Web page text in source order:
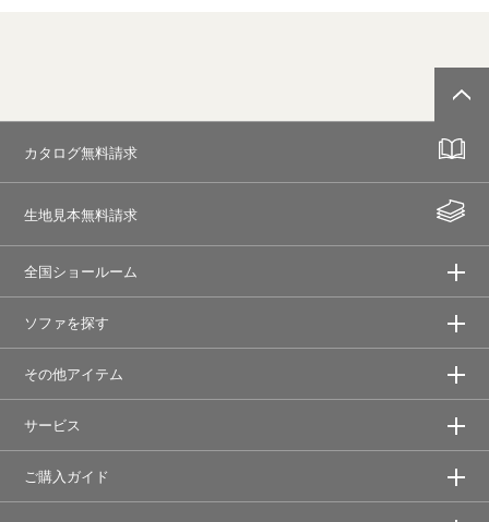
カタログ無料請求
生地見本無料請求
全国ショールーム
ソファを探す
その他アイテム
サービス
ご購入ガイド